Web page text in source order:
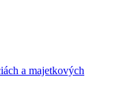
a majetkových